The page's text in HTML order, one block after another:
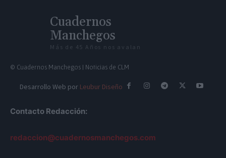
Cuadernos
Manchegos
Más de 45 Años nos avalan
© Cuadernos Manchegos | Noticias de CLM
Desarrollo Web por Leubur Diseño
Contacto Redacción:
redaccion@cuadernosmanchegos.com